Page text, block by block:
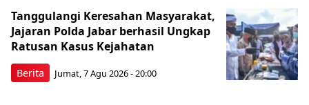
Berita
Tanggulangi Keresahan Masyarakat,
Jajaran Polda Jabar berhasil Ungkap
Ratusan Kasus Kejahatan
Jumat, 7 Agu 2026 - 20:00